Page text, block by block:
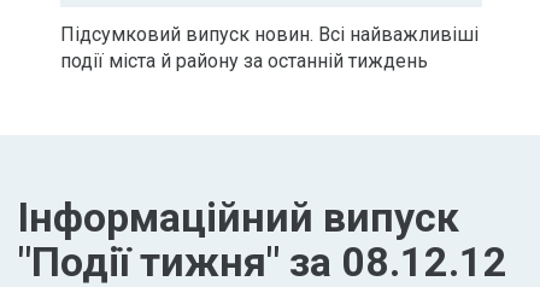
Підсумковий випуск новин. Всі найважливіші
події міста й району за останній тиждень
Інформаційний випуск
"Події тижня" за 08.12.12